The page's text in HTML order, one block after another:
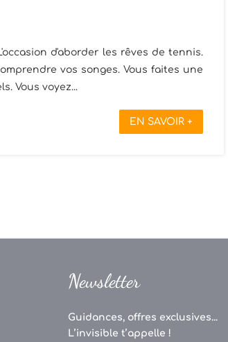
d'aborder les rêves de tennis.
vos songes. Vous faites une
Vous voyez...
EN SAVOIR +
Newsletter
Guidances, offres exclusives...
L’invisible t’appelle !